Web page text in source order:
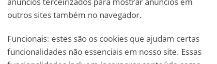
outros sites também no navegador.
Funcionais: estes são os cookies que ajudam certas
funcionalidades não essenciais em nosso site. Essas